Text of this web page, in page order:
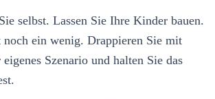
selbst. Lassen Sie Ihre Kinder bauen.
noch ein wenig. Drappieren Sie mit
Szenario und halten Sie das